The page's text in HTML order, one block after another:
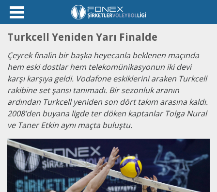
Turkcell Yeniden Yarı Finalde
Çeyrek finalin bir başka heyecanla beklenen maçında
hem eski dostlar hem telekomünikasyonun iki devi
karşı karşıya geldi. Vodafone eskiklerini araken Turkcell
rakibine set şansı tanımadı. Bir sezonluk aranın
ardından Turkcell yeniden son dört takım arasına kaldı.
2008’den buyana ligde ter döken kaptanlar Tolga Nural
ve Taner Etkin aynı maçta buluştu.